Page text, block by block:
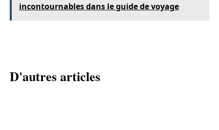
incontournables dans le guide de voyage
D'autres articles